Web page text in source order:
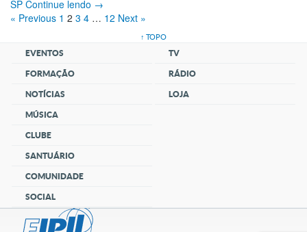
SP Continue lendo →
« Previous 1 2 3 4 … 12 Next »
↑ TOPO
EVENTOS
FORMAÇÃO
NOTÍCIAS
MÚSICA
CLUBE
SANTUÁRIO
COMUNIDADE
SOCIAL
TV
RÁDIO
LOJA